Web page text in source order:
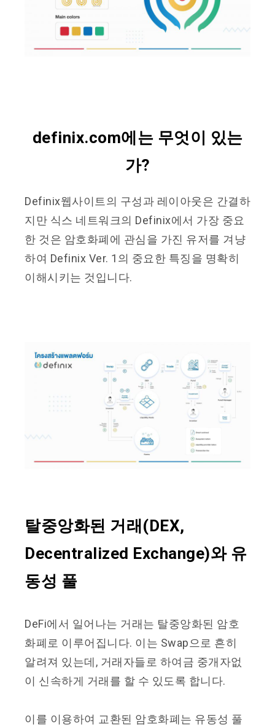
definix.com에는 무엇이 있는
가?
Definix웹사이트의 구성과 레이아웃은 간결하
지만 식스 네트워크의 Definix에서 가장 중요
한 것은 암호화폐에 관심을 가진 유저를 겨냥
하여 Definix Ver. 1의 중요한 특징을 명확히
이해시키는 것입니다.
탈중앙화된 거래(DEX,
Decentralized Exchange)와 유
동성 풀
DeFi에서 일어나는 거래는 탈중앙화된 암호
화폐로 이루어집니다. 이는 Swap으로 흔히
알려져 있는데, 거래자들로 하여금 중개자없
이 신속하게 거래를 할 수 있도록 합니다.
이를 이용하여 교환된 암호화폐는 유동성 풀